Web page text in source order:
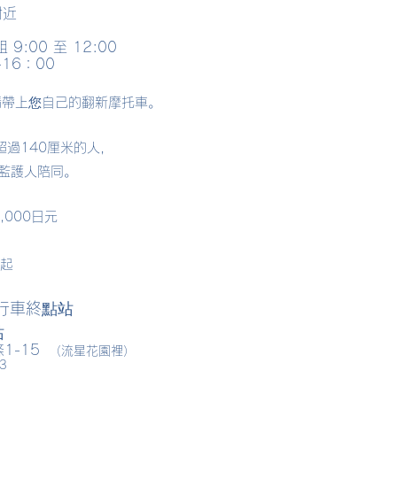
近
組 9:00 至 12:00
：00
上您自己的翻新摩托車。
過140厘米的人，
護人陪同。
日元
車終點站
1-15 （流星花園裡）